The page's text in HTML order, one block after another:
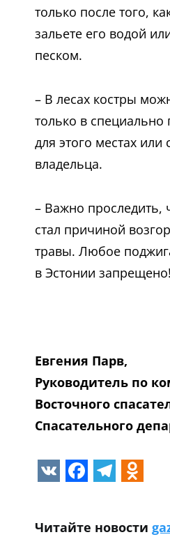
только после того,
зальете его водой
песком.
– В лесах костры
только в
для этого местах
владельца.
– Важно проследить,
стал причиной
травы. Любое
в Эстонии запрещено!
Евгения Парв,
Руководитель по
Восточного
Спасательного
VK
Читайте новости